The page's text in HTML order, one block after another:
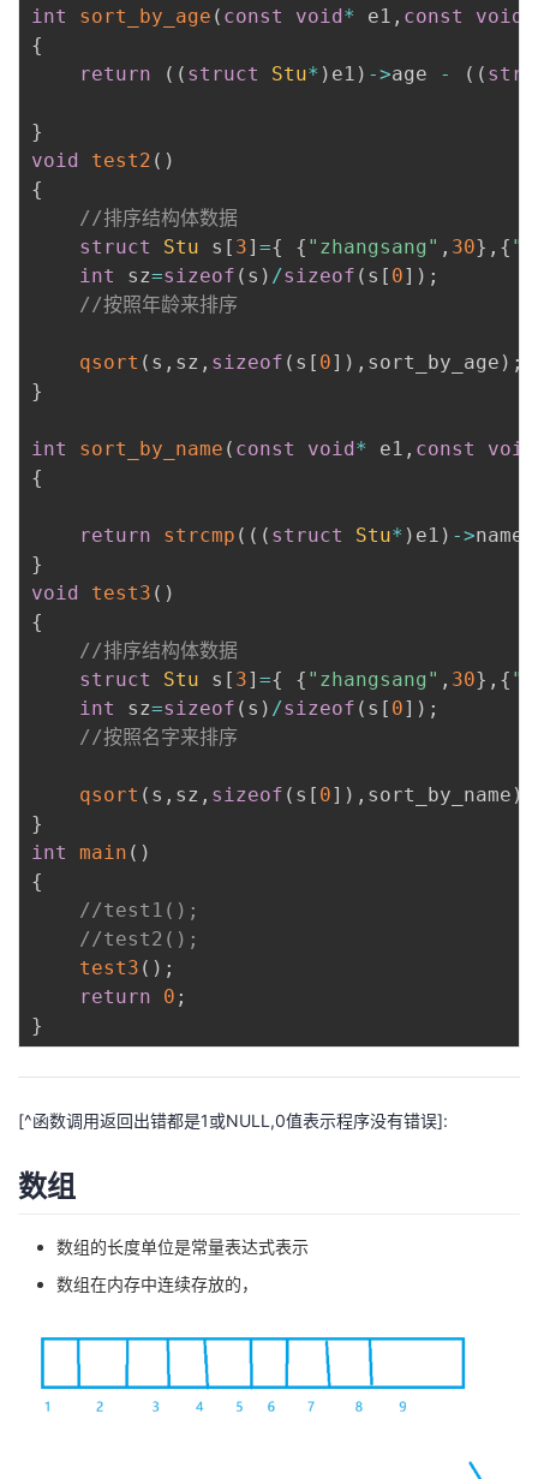
int
sort_by_age ( const void* e1 , const void
{
return
( ( struct Stu* ) e1 ) ->age - ( (
}
void
test2 ( )
{
//排序结构体数据
struct
Stu s [ 3] ={ { "zhangsang" , 30} , {
int
sz=sizeof ( s ) /sizeof ( s [ 0] ) ;
//按照年龄来排序
qsort ( s , sz , sizeof ( s [ 0] ) , sort_by_age ) ;
}
int sort_by_name ( const void* e1 , const void
{
return strcmp ( ( ( struct Stu* ) e1 ) ->name
}
void
test3 ( )
{
//排序结构体数据
struct
Stu s [ 3] ={ { "zhangsang" , 30} , {
int
sz=sizeof ( s ) /sizeof ( s [ 0] ) ;
//按照名字来排序
qsort ( s , sz , sizeof ( s [ 0] ) , sort_by_name )
}
int
main ( )
{
//test1();
//test2();
test3 ( ) ;
return
0 ;
}
[^函数调用返回出错都是1或NULL,0值表示程序没有错误]:
数组
数组的长度单位是常量表达式表示
数组在内存中连续存放的，